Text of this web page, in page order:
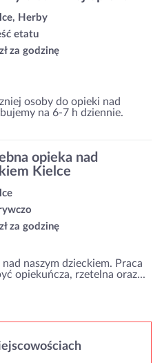
Herby
etatu
za godzinę
osoby do opieki nad
na 6-7 h dziennie.
opieka nad
Kielce
za godzinę
naszym dzieckiem. Praca
opiekuńcza, rzetelna oraz...